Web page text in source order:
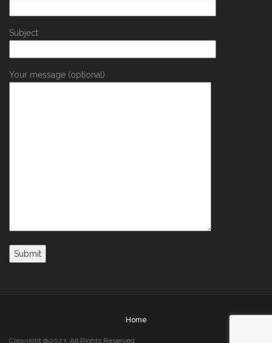
Subject
Your message (optional)
Home
Copyright @2023. All Rights Reserved